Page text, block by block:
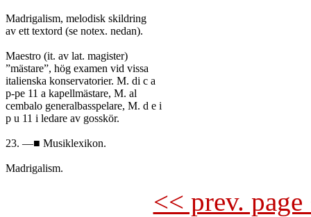
Madrigalism, melodisk skildring
av ett textord (se notex. nedan).
Maestro (it. av lat. magister)
”mästare”, hög examen vid vissa
italienska konservatorier. M. di c a
p-pe 11 a kapellmästare, M. al
cembalo generalbasspelare, M. d e i
p u 11 i ledare av gosskör.
23. —■ Musiklexikon.
<< prev.